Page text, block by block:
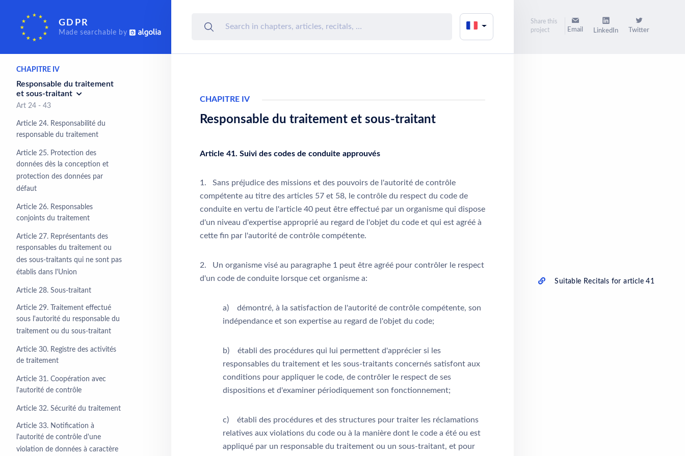
GDPR
Made searchable by
Droits de la personne
concernée
Art 12 - 23
CHAPITRE IV
Responsable du traitement
et sous-traitant
Art 24 - 43
Article 24. Responsabilité du
responsable du traitement
Article 25. Protection des
données dès la conception et
protection des données par
défaut
Article 26. Responsables
conjoints du traitement
Article 27. Représentants des
responsables du traitement ou
des sous-traitants qui ne sont pas
établis dans l'Union
Article 28. Sous-traitant
Article 29. Traitement effectué
sous l'autorité du responsable du
traitement ou du sous-traitant
Article 30. Registre des activités
de traitement
Article 31. Coopération avec
l'autorité de contrôle
Article 32. Sécurité du traitement
Article 33. Notification à
l'autorité de contrôle d'une
violation de données à caractère
CHAPITRE IV
Responsable du traitement et sous-traitant
Article 41. Suivi des codes de conduite approuvés
1. Sans préjudice des missions et des pouvoirs de l'autorité de contrôle
compétente au titre des articles 57 et 58, le contrôle du respect du code de
conduite en vertu de l'article 40 peut être effectué par un organisme qui dispose
d'un niveau d'expertise approprié au regard de l'objet du code et qui est agréé à
cette fin par l'autorité de contrôle compétente.
2. Un organisme visé au paragraphe 1 peut être agréé pour contrôler le respect
d'un code de conduite lorsque cet organisme a:
a) démontré, à la satisfaction de l'autorité de contrôle compétente, son
indépendance et son expertise au regard de l'objet du code;
b) établi des procédures qui lui permettent d'apprécier si les
responsables du traitement et les sous-traitants concernés satisfont aux
conditions pour appliquer le code, de contrôler le respect de ses
dispositions et d'examiner périodiquement son fonctionnement;
c) établi des procédures et des structures pour traiter les réclamations
relatives aux violations du code ou à la manière dont le code a été ou est
appliqué par un responsable du traitement ou un sous-traitant, et pour
Share this
project
Email LinkedIn Twitter
Suitable Recitals for article 41